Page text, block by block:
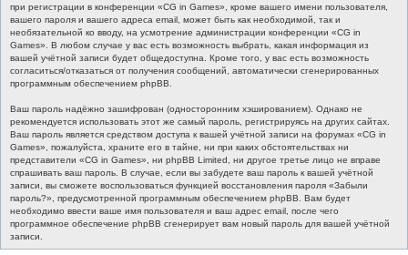
при регистрации в конференции «CG in Games», кроме вашего имени пользователя,
вашего пароля и вашего адреса email, может быть как необходимой, так и
необязательной ко вводу, на усмотрение администрации конференции «CG in
Games». В любом случае у вас есть возможность выбрать, какая информация из
вашей учётной записи будет общедоступна. Кроме того, у вас есть возможность
согласиться/отказаться от получения сообщений, автоматически сгенерированных
программным обеспечением phpBB.
Ваш пароль надёжно зашифрован (односторонним хэшированием). Однако не
рекомендуется использовать этот же самый пароль, регистрируясь на других сайтах.
Ваш пароль является средством доступа к вашей учётной записи на форумах «CG in
Games», пожалуйста, храните его в тайне, ни при каких обстоятельствах ни
представители «CG in Games», ни phpBB Limited, ни другое третье лицо не вправе
спрашивать ваш пароль. В случае, если вы забудете ваш пароль к вашей учётной
записи, вы сможете воспользоваться функцией восстановления пароля «Забыли
пароль?», предусмотренной программным обеспечением phpBB. Вам будет
необходимо ввести ваше имя пользователя и ваш адрес email, после чего
программное обеспечение phpBB сгенерирует вам новый пароль для вашей учётной
записи.